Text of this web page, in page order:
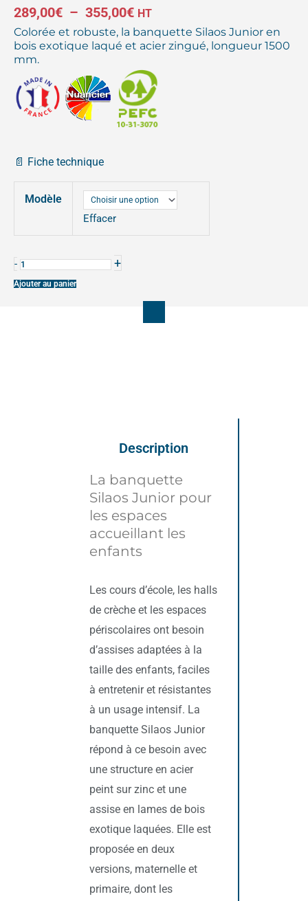
289,00€ – 355,00€Plage
de
289,00€
à
HT
Colorée et robuste, la banquette Silaos Junior en
bois exotique laqué et acier zingué, longueur 1500
mm.
📄 Fiche technique
Modèle
Effacer
-
de
+
Ajouter au panier
Description
La banquette
Silaos Junior pour
les espaces
accueillant les
enfants
Les cours d’école, les halls
de crèche et les espaces
périscolaires ont besoin
d’assises adaptées à la
taille des enfants, faciles
à entretenir et résistantes
à un usage intensif. La
banquette Silaos Junior
répond à ce besoin avec
une structure en acier
peint sur zinc et une
assise en lames de bois
exotique laquées. Elle est
proposée en deux
versions, maternelle et
primaire, dont les